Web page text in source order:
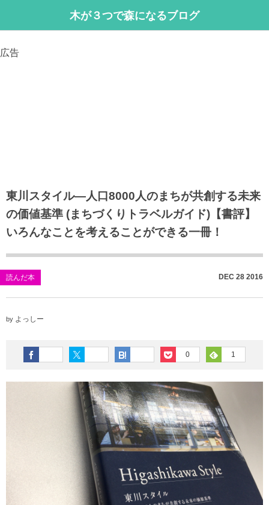
木が３つで森になるブログ
広告
東川スタイル―人口8000人のまちが共創する未来
の価値基準 (まちづくりトラベルガイド)【書評】
いろんなことを考えることができる一冊！
読んだ本 DEC 28 2016
by よっしー
0 1